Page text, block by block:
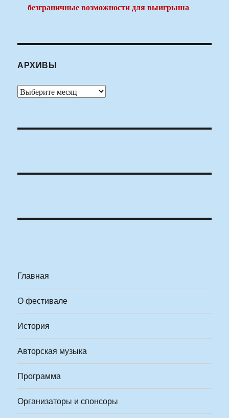
безграничные возможности для выигрыша
АРХИВЫ
Архивы
Главная
О фестивале
История
Авторская музыка
Программа
Организаторы и спонсоры